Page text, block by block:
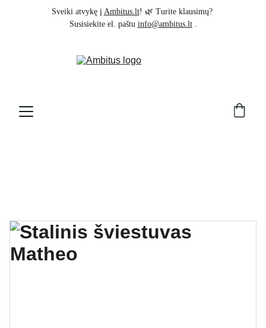
Sveiki atvykę į Ambitus.lt! 🌿 Turite klausimų?
Susisiekite el. paštu info@ambitus.lt .